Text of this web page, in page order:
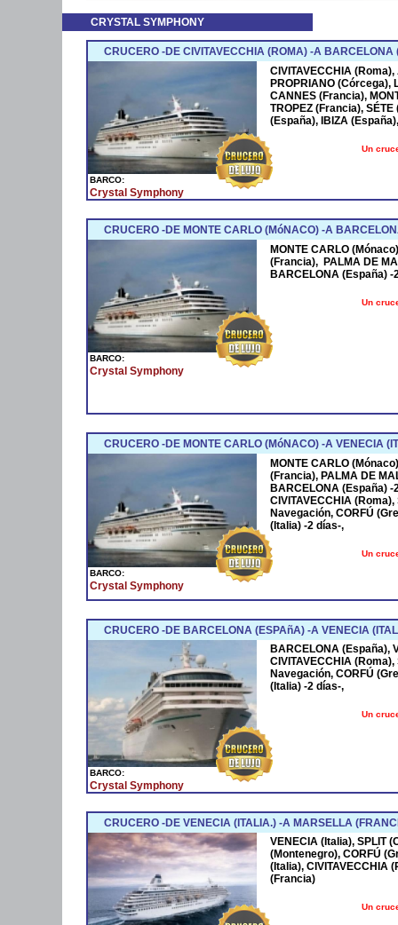
CRYSTAL SYMPHONY
CRUCERO -DE CIVITAVECCHIA (ROMA) -A BARCELONA
BARCO:
Crystal Symphony
CIVITAVECCHIA
PROPRIANO (Córcega),
CANNES (Francia),
TROPEZ (Francia),
(España), IBIZA
Un
CRUCERO -DE MONTE CARLO (MóNACO) -A
BARCO:
Crystal Symphony
MONTE CARLO
(Francia), PALMA DE
BARCELONA (España) -
Un
CRUCERO -DE MONTE CARLO (MóNACO) -A VENECIA
BARCO:
Crystal Symphony
MONTE CARLO
(Francia), PALMA DE
BARCELONA (España)
CIVITAVECCHIA
Navegación, CORFÚ
(Italia) -2 días-,
Un
CRUCERO -DE BARCELONA (ESPAñA) -A VENECIA
BARCO:
Crystal Symphony
BARCELONA (España),
CIVITAVECCHIA
Navegación, CORFÚ
(Italia) -2 días-,
Un
CRUCERO -DE VENECIA (ITALIA.) -A MARSELLA
VENECIA (Italia), SPLIT
(Montenegro), CORFÚ
(Italia), CIVITAVECCHIA
(Francia)
Un